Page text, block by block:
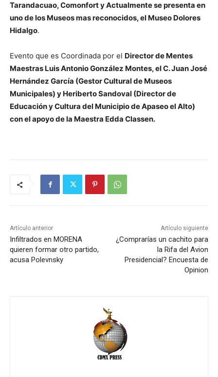
Tarandacuao, Comonfort y Actualmente se presenta en
uno de los Museos mas reconocidos, el Museo Dolores
Hidalgo.
Evento que es Coordinada por el Director de Mentes
Maestras Luis Antonio González Montes, el C. Juan José
Hernández García (Gestor Cultural de Museos
Municipales) y Heriberto Sandoval (Director de
Educación y Cultura del Municipio de Apaseo el Alto)
con el apoyo de la Maestra Edda Classen.
Artículo anterior
Infiltrados en MORENA
quieren formar otro partido,
acusa Polevnsky
Artículo siguiente
¿Comprarías un cachito para
la Rifa del Avion
Presidencial? Encuesta de
Opinion